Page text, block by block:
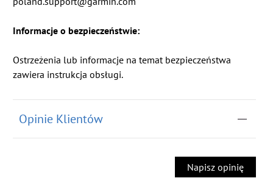
Informacje o bezpieczeństwie:
Ostrzeżenia lub informacje na temat bezpieczeństwa
zawiera instrukcja obsługi.
Opinie Klientów
Napisz opinię